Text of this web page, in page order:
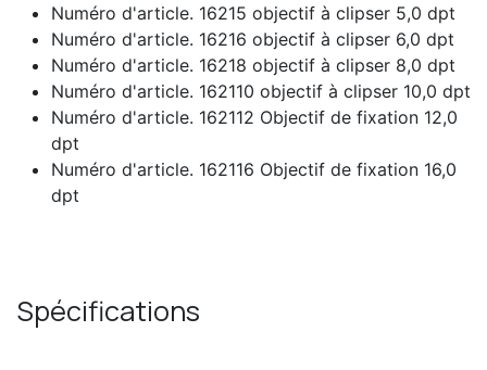
Numéro d'article. 16215 objectif à clipser 5,0 dpt
Numéro d'article. 16216 objectif à clipser 6,0 dpt
Numéro d'article. 16218 objectif à clipser 8,0 dpt
Numéro d'article. 162110 objectif à clipser 10,0 dpt
Numéro d'article. 162112 Objectif de fixation 12,0
dpt
Numéro d'article. 162116 Objectif de fixation 16,0
dpt
Spécifications